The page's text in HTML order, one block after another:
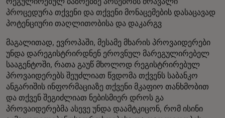
პროცედურა თქვენი და თქვენი მონაცემების დასაცავად
პოტენციური თაღლითობისა და დაკარგვ
მაგალითად, ევროპაში, მესამე მხარის პროვაიდერები
უნდა დარეგისტრირდნენ ეროვნულ მარეგულირებელ
სააგენტოში, რათა გაუწ მხოლოდ რეგისტრირებულ
პროვაიდერებს შეუძლიათ წვდომა თქვენს საბანკო
ანგარიშის ინფორმაციაზე თქვენი მკაფიო თანხმობით
და თქვენ შეგიძლიათ ნებისმიერ დროს გა
პროვაიდერებმა ასევე უნდა დაამტკიცონ, რომ ისინი